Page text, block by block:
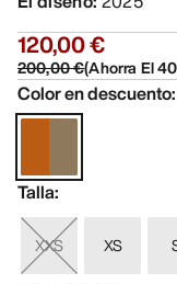
120,00 €
200,00 €(Ahorra El40
Color en descuento:
Talla:
XXS XS